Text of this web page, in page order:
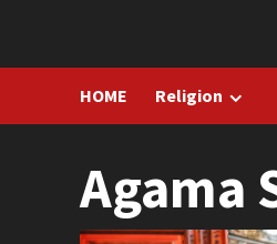
content
HOME Religion
Agama